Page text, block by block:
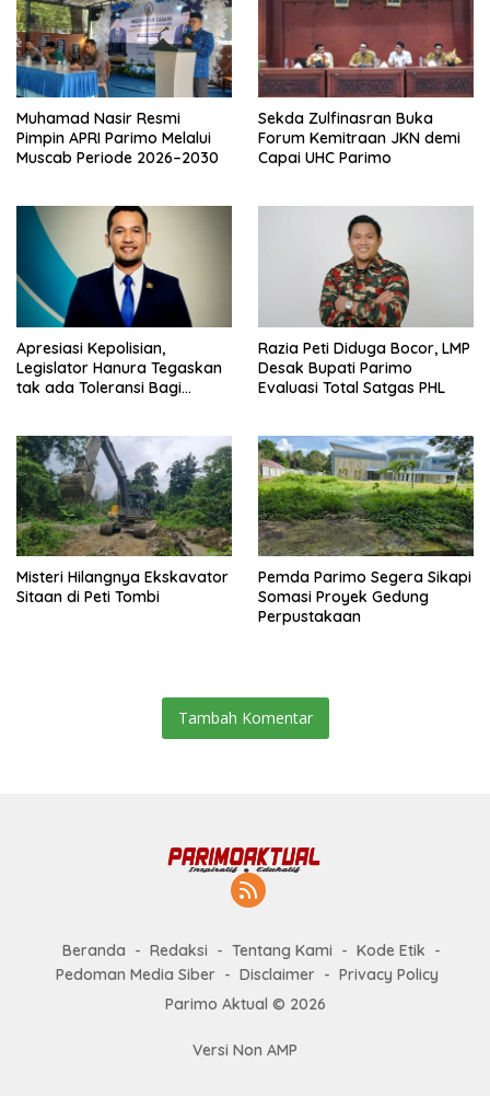
Muhamad Nasir Resmi
Pimpin APRI Parimo Melalui
Muscab Periode 2026–2030
Sekda Zulfinasran Buka
Forum Kemitraan JKN demi
Capai UHC Parimo
Apresiasi Kepolisian,
Legislator Hanura Tegaskan
tak ada Toleransi Bagi
Razia Peti Diduga Bocor, LMP
Desak Bupati Parimo
Evaluasi Total Satgas PHL
Misteri Hilangnya Ekskavator
Sitaan di Peti Tombi
Pemda Parimo Segera Sikapi
Somasi Proyek Gedung
Perpustakaan
Tambah Komentar
Beranda Redaksi Tentang Kami
Kode Etik
Pedoman Media Siber
Disclaimer
Privacy Policy
Parimo Aktual © 2026
Versi Non AMP